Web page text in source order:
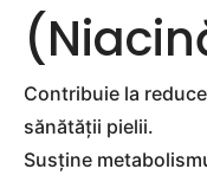
Contribuie la
sănătății pielii.
Susține